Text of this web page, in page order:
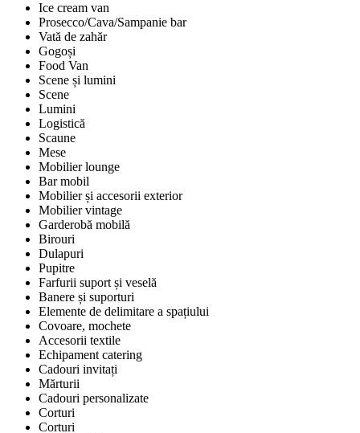
Ice cream van
Prosecco/Cava/Sampanie bar
Vată de zahăr
Gogoși
Food Van
Scene și lumini
Scene
Lumini
Logistică
Scaune
Mese
Mobilier lounge
Bar mobil
Mobilier și accesorii exterior
Mobilier vintage
Garderobă mobilă
Birouri
Dulapuri
Pupitre
Farfurii suport și veselă
Banere și suporturi
Elemente de delimitare a spațiului
Covoare, mochete
Accesorii textile
Echipament catering
Cadouri invitați
Mărturii
Cadouri personalizate
Corturi
Corturi